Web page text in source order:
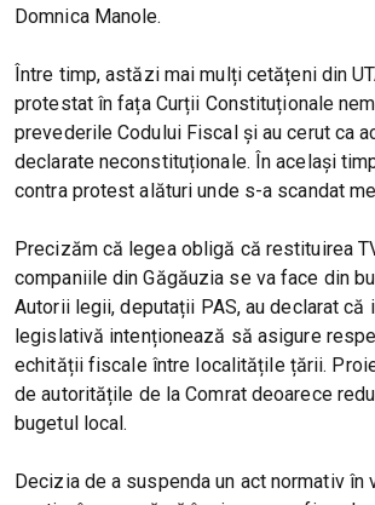
Domnica Manole.
Între timp, astăzi mai mulți cetățeni din
protestat în fața Curții Constituționale
prevederile Codului Fiscal și au cerut ca
declarate neconstituționale. În același
contra protest alături unde s-a scandat
Precizăm că legea obligă că restituirea
companiile din Găgăuzia se va face din
Autorii legii, deputații PAS, au declarat că
legislativă intenționează să asigure
echității fiscale între localitățile țării.
de autoritățile de la Comrat deoarece
bugetul local.
Decizia de a suspenda un act normativ în